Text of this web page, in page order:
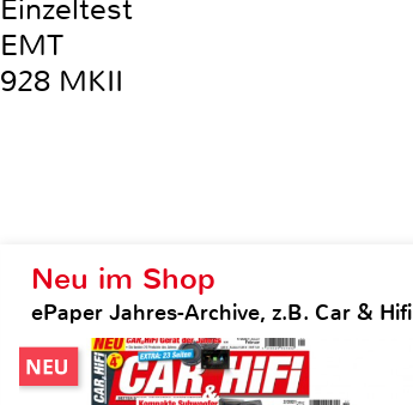
Neu im Shop
ePaper Jahres-Archive, z.B. Car & Hifi
Einzeltest
EMT
928 MKII